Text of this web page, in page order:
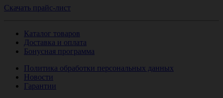
Скачать прайс-лист
Каталог товаров
Доставка и оплата
Бонусная программа
Политика обработки персональных данных
Новости
Гарантии